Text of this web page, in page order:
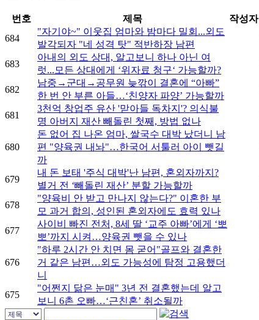
번호 제목 작성자
684
"자기야~" 이웃집 엄마와 밤마다 밀회...외도
발각되자 "네 성격 탓" 적반하장 남편
683
아내의 외도 상대, 알고보니 하나 아닌 여
럿...모든 상대에게 ‘위자료 청구‘ 가능할까?
682
남중→군대→공무원 늦깎이 결혼에 “아빠”
한 번 안 부른 아들…‘친양자 파양’ 가능할까
681
3천억 창업주 유산 '맏아들 독차지'? 의식불
명 아버지 재산 빼돌린 첫째, 방법 없나
680
돈 없어 집 나온 엄마, 쌀국수 대박 났더니 남
편 "양육권 내놔"…한국어 서툴러 아이 뺏길
까
679
내 돈 보태 '주식 대박'난 남편, 혼외자까지?
별거 전 ‘빼돌린 재산’ 분할 가능할까
678
"양육비 안 받고 만나지 않는다?" 이혼한 부
모 과거 합의, 성인된 혼외자에도 효력 있나
677
사이비 빠진 전처, 8세 딸 ‘교주 아빠’에게 ‘뽀
뽀’까지 시켜…양육권 뺏을 수 있나
676
"하루 2시간 안 치면 몸 굳어"골프와 결혼한
거 같은 남편…외도 가능성에 탐정 고용했더
니
675
"어쩐지 닮은 눈매" 3년 전 결혼했는데 알고
보니 6촌 오빠…‘근친혼’ 취소될까